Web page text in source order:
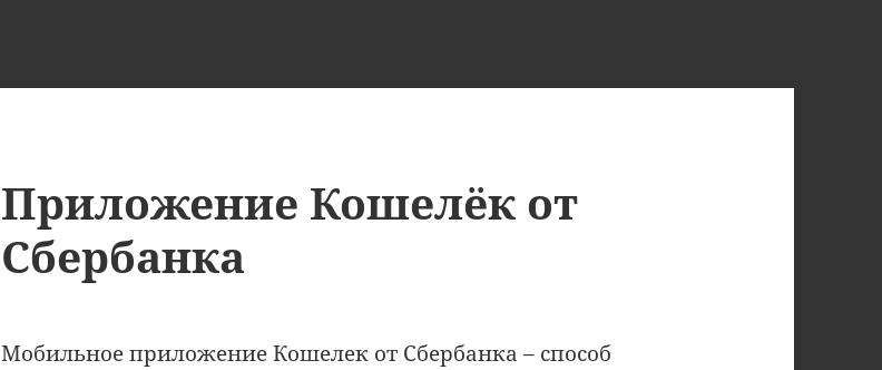
Приложение Кошелёк от
Сбербанка
Мобильное приложение Кошелек от Сбербанка – способ